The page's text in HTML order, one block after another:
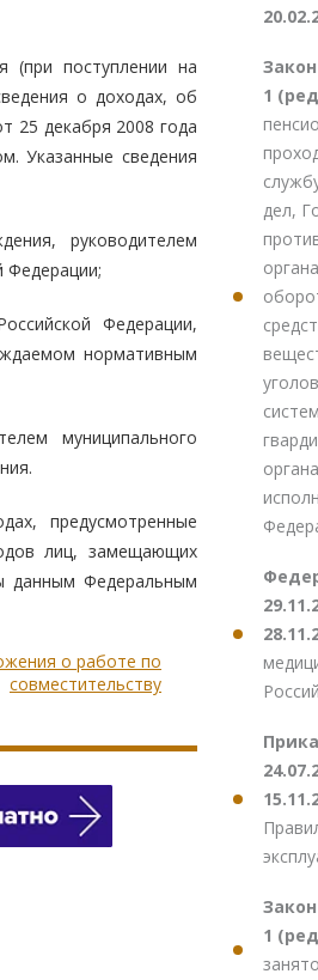
(при поступлении на
о доходах, об
25 декабря 2008 года
Указанные сведения
руководителем
Федерации;
Федерации,
нормативным
муниципального
предусмотренные
лиц, замещающих
данным Федеральным
о работе по
совместительству
1
дел,
1